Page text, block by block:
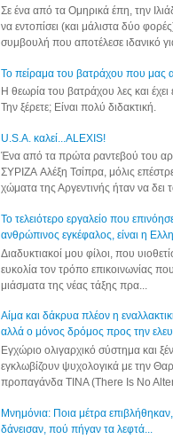
Σε ένα από τα Ομηρικά έπη, την
να εντοπίσει (και μάλιστα δύο
συμβουλή που αποτέλεσε ιδανικό
Το πείραμα του βατράχου που μας
Η θεωρία του βατράχου λες και έχει
Την ξέρετε; Είναι πολύ διδακτική.
U.S.A. καλεί...ALEXIS!
Ένα από τα πρώτα ραντεβού του
ΣΥΡΙΖΑ Αλέξη Τσίπρα, μόλις
χώματα της Αργεντινής ήταν να δει
Το τελειότερο εργαλείο που
ανθρώπινος εγκέφαλος, είναι η
Διαδυκτιακοί μου φίλοι, που
ευκολία τον τρόπο επικοινωνίας
μιάσματα της νέας τάξης πρα...
Αίμα και δάκρυα πλέον η
αλλά ο μόνος δρόμος προς την
Εγχώριο ολιγαρχικό σύστημα και
εγκλωβίζουν ψυχολογικά με την
προπαγάνδα TINA (There Is No
Μνημόνια: Ποια μέτρα
δάνεισαν, πού πήγαν τα λεφτά...